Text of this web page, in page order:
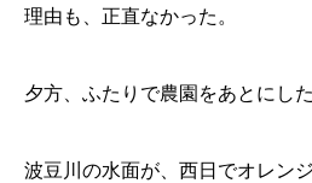
理由も、正直なかった。
夕方、ふたりで農園をあとにした
波豆川の水面が、西日でオレン